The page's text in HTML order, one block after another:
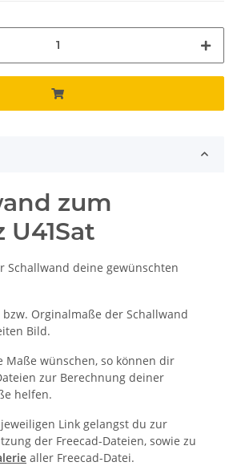
zum
U41Sat
Schallwand deine gewünschten
Orginalmaße der Schallwand
Bild.
Maße wünschen, so können dir
zur Berechnung deiner
helfen.
Link gelangst du zur
der Freecad-Dateien, sowie zu
aller Freecad-Datei.